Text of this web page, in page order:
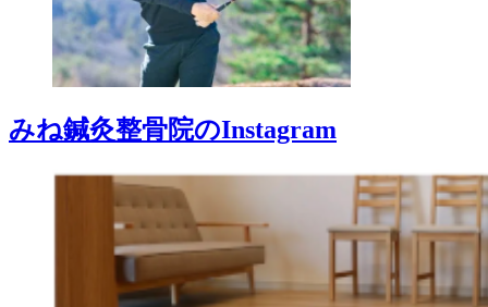
みね鍼灸整骨院のInstagram